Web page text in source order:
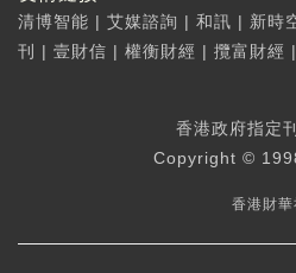
清博智能 | 艾媒諮詢 | 和訊 | 新時
刊
| 壹財信 | 權衡財經 | 攬富財經 |
香港政府指定
Copyright ©
香港財華